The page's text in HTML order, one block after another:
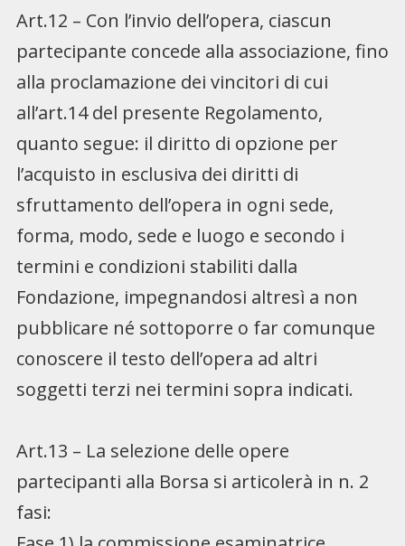
Art.12 – Con l’invio dell’opera, ciascun
partecipante concede alla associazione, fino
alla proclamazione dei vincitori di cui
all’art.14 del presente Regolamento,
quanto segue: il diritto di opzione per
l’acquisto in esclusiva dei diritti di
sfruttamento dell’opera in ogni sede,
forma, modo, sede e luogo e secondo i
termini e condizioni stabiliti dalla
Fondazione, impegnandosi altresì a non
pubblicare né sottoporre o far comunque
conoscere il testo dell’opera ad altri
soggetti terzi nei termini sopra indicati.
Art.13 – La selezione delle opere
partecipanti alla Borsa si articolerà in n. 2
fasi: